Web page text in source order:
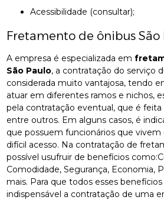
Acessibilidade (consultar);
Fretamento de ônibus São
A empresa é especializada em
São Paulo, a contratação do serviço
considerada muito vantajosa, tendo
atuar em diferentes ramos e nichos,
pela contratação eventual, que é feita
entre outros. Em alguns casos, é
que possuem funcionários que vivem
difícil acesso. Na contratação de
possível usufruir de benefícios
Comodidade, Segurança, Economia,
mais. Para que todos esses
indispensável a contratação de uma